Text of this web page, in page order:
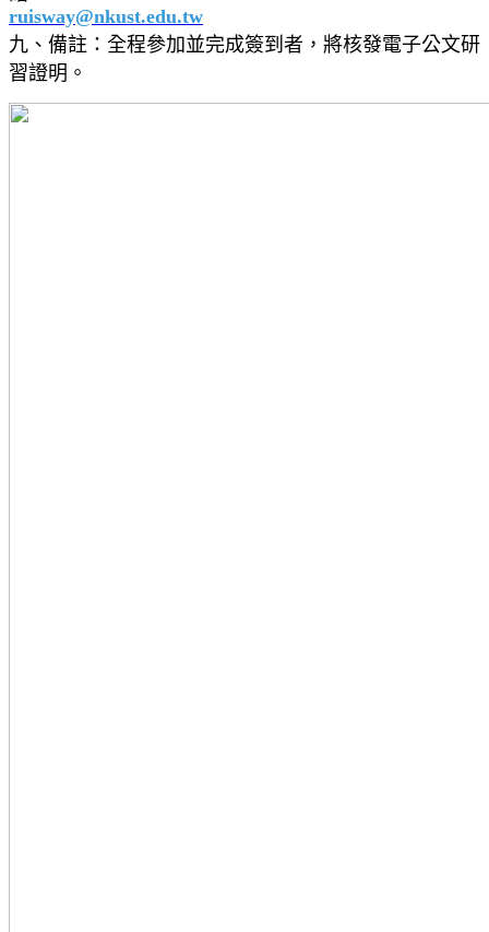
ruisway@nkust.edu.tw
九、備註：全程參加並完成簽到者，將核發電子公文研
習證明。